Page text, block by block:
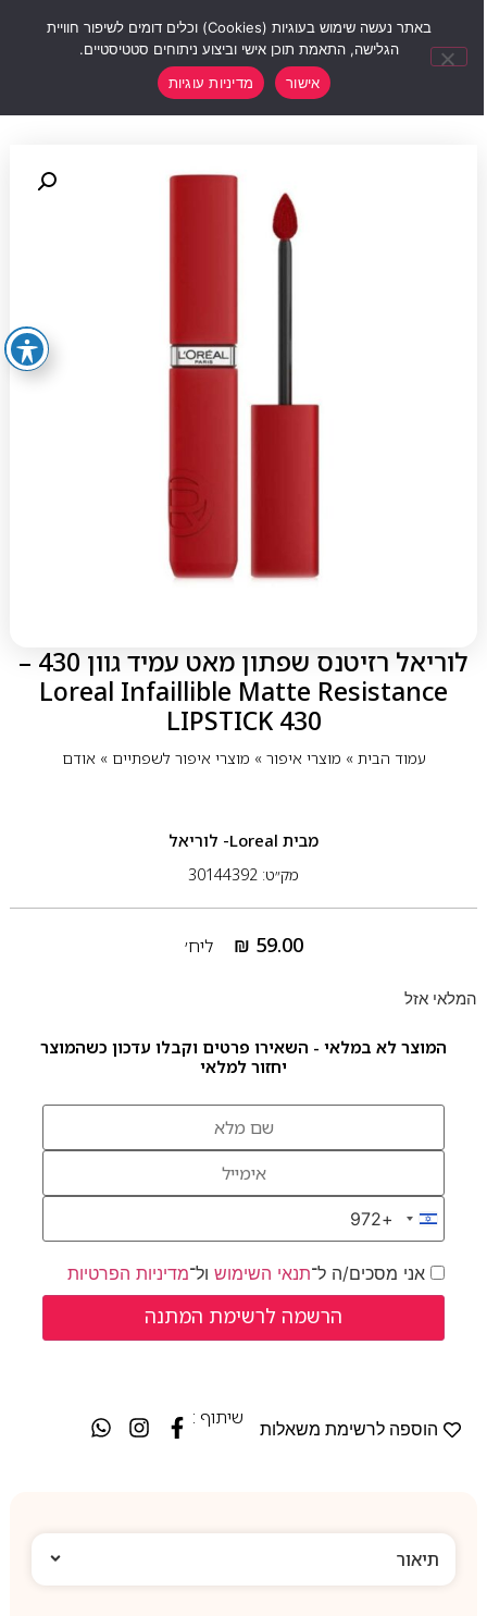
לוריאל רזיטנס שפתון מאט עמיד גוון 430 –
Loreal Infaillible Matte Resistance
LIPSTICK 430
עמוד הבית» מוצרי איפור» מוצרי איפור לשפתיים» אודם
מבית Loreal- לוריאל
מק״ט: 30144392
₪ 59.00 ליח׳
המלאי אזל
המוצר לא במלאי - השאירו פרטים וקבלו עדכון כשהמוצר
יחזור למלאי
Israel +972
+972
אני מסכים/ה ל־תנאי השימושול־מדיניות הפרטיות
הוספה לרשימת משאלות
שיתוף :
תיאור
באתר נעשה שימוש בעוגיות (Cookies) וכלים דומים לשיפור חוויית
הגלישה, התאמת תוכן אישי וביצוע ניתוחים סטטיסטיים.
אישור
מדיניות עוגיות